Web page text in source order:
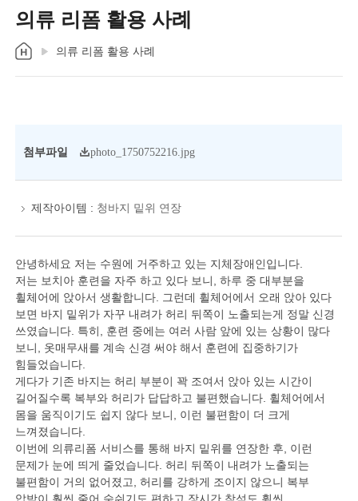
의류 리폼 활용 사례
의류 리폼 활용 사례
첨부파일 photo_1750752216.jpg
제작아이템 : 청바지 밑위 연장
안녕하세요 저는 수원에 거주하고 있는 지체장애인입니다.
저는 보치아 훈련을 자주 하고 있다 보니, 하루 중 대부분을
휠체어에 앉아서 생활합니다. 그런데 휠체어에서 오래 앉아 있다
보면 바지 밑위가 자꾸 내려가 허리 뒤쪽이 노출되는게 정말 신경
쓰였습니다. 특히, 훈련 중에는 여러 사람 앞에 있는 상황이 많다
보니, 옷매무새를 계속 신경 써야 해서 훈련에 집중하기가
힘들었습니다.
게다가 기존 바지는 허리 부분이 꽉 조여서 앉아 있는 시간이
길어질수록 복부와 허리가 답답하고 불편했습니다. 휠체어에서
몸을 움직이기도 쉽지 않다 보니, 이런 불편함이 더 크게
느껴졌습니다.
이번에 의류리폼 서비스를 통해 바지 밑위를 연장한 후, 이런
문제가 눈에 띄게 줄었습니다. 허리 뒤쪽이 내려가 노출되는
불편함이 거의 없어졌고, 허리를 강하게 조이지 않으니 복부